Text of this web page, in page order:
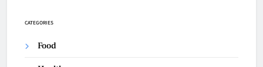
CATEGORIES
Food